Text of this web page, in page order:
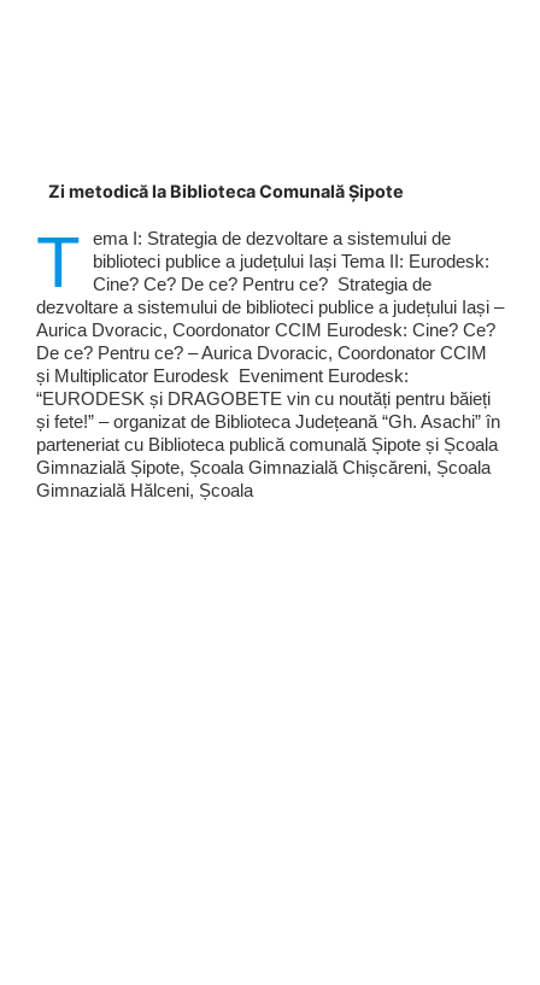
Zi metodică la Biblioteca Comunală Șipote
T
ema I: Strategia de dezvoltare a sistemului de
biblioteci publice a județului Iași Tema II: Eurodesk:
Cine? Ce? De ce? Pentru ce? Strategia de
dezvoltare a sistemului de biblioteci publice a județului Iași –
Aurica Dvoracic, Coordonator CCIM Eurodesk: Cine? Ce?
De ce? Pentru ce? – Aurica Dvoracic, Coordonator CCIM
și Multiplicator Eurodesk Eveniment Eurodesk:
“EURODESK și DRAGOBETE vin cu noutăți pentru băieți
și fete!” – organizat de Biblioteca Județeană “Gh. Asachi” în
parteneriat cu Biblioteca publică comunală Șipote și Școala
Gimnazială Șipote, Școala Gimnazială Chișcăreni, Școala
Gimnazială Hălceni, Școala